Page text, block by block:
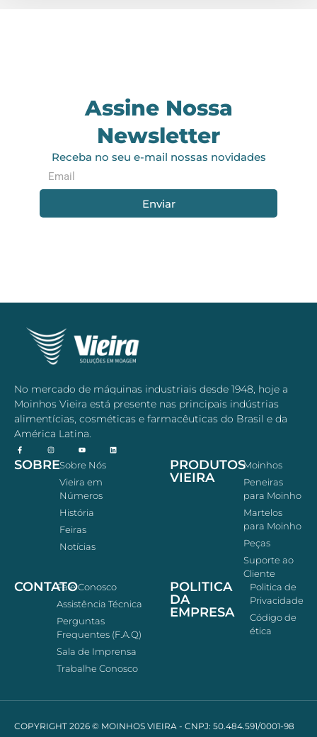
Assine Nossa
Newsletter
Receba no seu e-mail nossas novidades
Enviar
No mercado de máquinas industriais desde 1948, hoje a
Moinhos Vieira está presente nas principais indústrias
alimentícias, cosméticas e farmacêuticas do Brasil e da
América Latina.
SOBRESobre Nós
Vieira em
Números
História
Feiras
Notícias
PRODUTOS
VIEIRA
Moinhos
Peneiras
para Moinho
Martelos
para Moinho
Peças
Suporte ao
Cliente
CONTATOFale Conosco
Assistência Técnica
Perguntas
Frequentes (F.A.Q)
Sala de Imprensa
Trabalhe Conosco
POLITICA
DA
EMPRESA
Politica de
Privacidade
Código de
ética
COPYRIGHT 2026 © MOINHOS VIEIRA - CNPJ: 50.484.591/0001-98